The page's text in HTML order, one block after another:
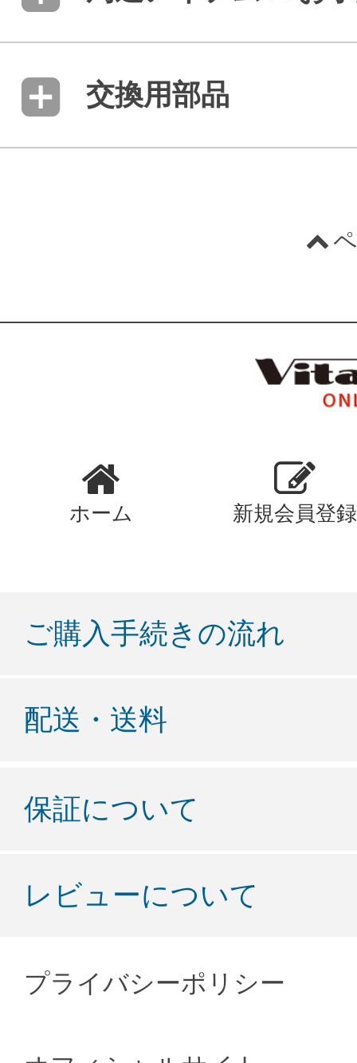
交換用部品
ホーム 新規会員登録
ご購入手続きの流れ
配送・送料
保証について
レビューについて
プライバシーポリシー